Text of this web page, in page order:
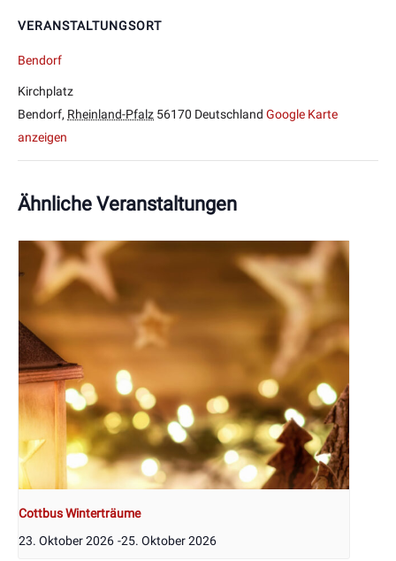
VERANSTALTUNGSORT
Bendorf
Kirchplatz
Bendorf, Rheinland-Pfalz 56170 Deutschland Google Karte
anzeigen
Ähnliche Veranstaltungen
Cottbus Winterträume
23. Oktober 2026 -25. Oktober 2026